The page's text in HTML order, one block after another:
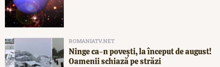
ROMANIATV.NET
Ninge ca-n povești, la început de august!
Oamenii schiază pe străzi